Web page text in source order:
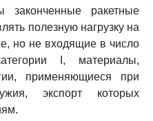
законченные ракетные
полезную нагрузку на
но не входящие в число
I, материалы,
применяющиеся при
экспорт которых